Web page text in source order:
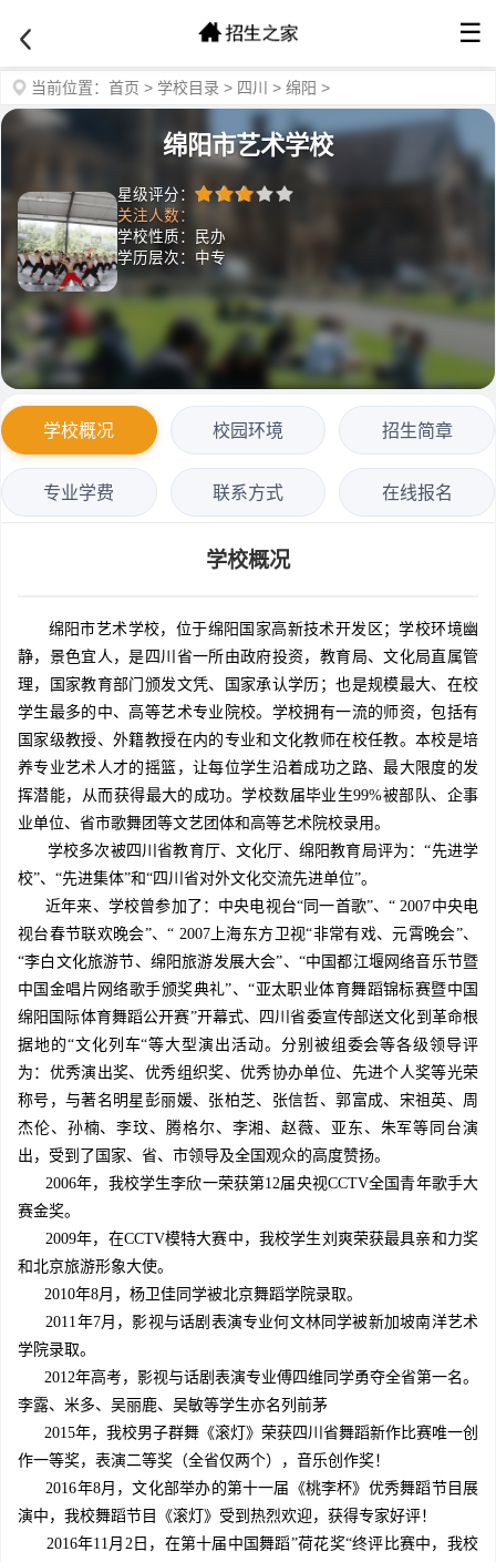
☰
当前位置： 首页 > 学校目录 > 四川 > 绵阳 >
绵阳市艺术学校
星级评分：
关注人数：
学校性质：民办
学历层次：中专
学校概况 校园环境 招生简章
专业学费 联系方式 在线报名
学校概况
绵阳市艺术学校，位于绵阳国家高新技术开发区；学校环境幽
静，景色宜人，是四川省一所由政府投资，教育局、文化局直属管
理，国家教育部门颁发文凭、国家承认学历；也是规模最大、在校
学生最多的中、高等艺术专业院校。学校拥有一流的师资，包括有
国家级教授、外籍教授在内的专业和文化教师在校任教。本校是培
养专业艺术人才的摇篮，让每位学生沿着成功之路、最大限度的发
挥潜能，从而获得最大的成功。学校数届毕业生99%被部队、企事
业单位、省市歌舞团等文艺团体和高等艺术院校录用。
学校多次被四川省教育厅、文化厅、绵阳教育局评为：“先进学
校”、“先进集体”和“四川省对外文化交流先进单位”。
近年来、学校曾参加了：中央电视台“同一首歌”、“ 2007中央电
视台春节联欢晚会”、“ 2007上海东方卫视“非常有戏、元霄晚会”、
“李白文化旅游节、绵阳旅游发展大会”、“中国都江堰网络音乐节暨
中国金唱片网络歌手颁奖典礼”、“亚太职业体育舞蹈锦标赛暨中国
绵阳国际体育舞蹈公开赛”开幕式、四川省委宣传部送文化到革命根
据地的“文化列车“等大型演出活动。分别被组委会等各级领导评
为：优秀演出奖、优秀组织奖、优秀协办单位、先进个人奖等光荣
称号，与著名明星彭丽媛、张柏芝、张信哲、郭富成、宋祖英、周
杰伦、孙楠、李玟、腾格尔、李湘、赵薇、亚东、朱军等同台演
出，受到了国家、省、市领导及全国观众的高度赞扬。
2006年，我校学生李欣一荣获第12届央视CCTV全国青年歌手大
赛金奖。
2009年，在CCTV模特大赛中，我校学生刘爽荣获最具亲和力奖
和北京旅游形象大使。
2010年8月，杨卫佳同学被北京舞蹈学院录取。
2011年7月，影视与话剧表演专业何文林同学被新加坡南洋艺术
学院录取。
2012年高考，影视与话剧表演专业傅四维同学勇夺全省第一名。
李露、米多、吴丽鹿、吴敏等学生亦名列前茅
2015年，我校男子群舞《滚灯》荣获四川省舞蹈新作比赛唯一创
作一等奖，表演二等奖（全省仅两个），音乐创作奖！
2016年8月，文化部举办的第十一届《桃李杯》优秀舞蹈节目展
演中，我校舞蹈节目《滚灯》受到热烈欢迎，获得专家好评！
2016年11月2日，在第十届中国舞蹈”荷花奖“终评比赛中，我校